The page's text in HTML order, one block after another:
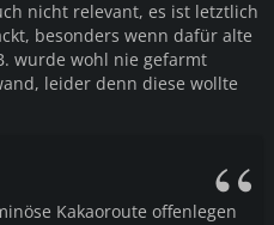
nicht relevant, es ist letztlich
besonders wenn dafür alte
wurde wohl nie gefarmt
leider denn diese wollte
Kakaoroute offenlegen